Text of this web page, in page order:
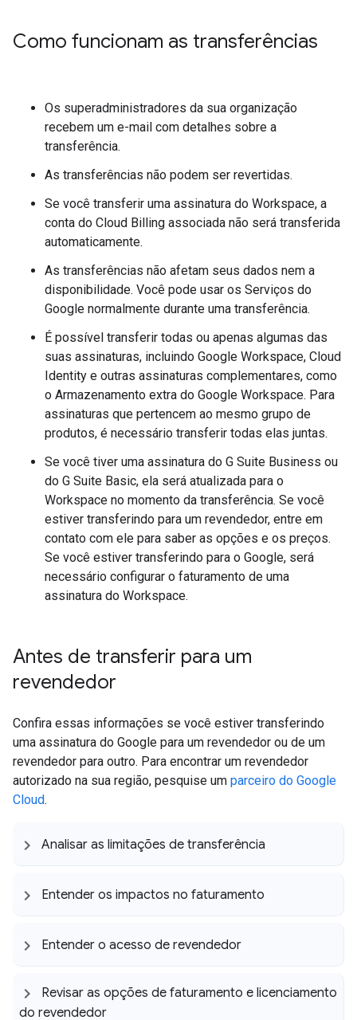
Como funcionam as transferências
Os superadministradores da sua organização
recebem um e-mail com detalhes sobre a
transferência.
As transferências não podem ser revertidas.
Se você transferir uma assinatura do Workspace, a
conta do Cloud Billing associada não será transferida
automaticamente.
As transferências não afetam seus dados nem a
disponibilidade. Você pode usar os Serviços do
Google normalmente durante uma transferência.
É possível transferir todas ou apenas algumas das
suas assinaturas, incluindo Google Workspace, Cloud
Identity e outras assinaturas complementares, como
o Armazenamento extra do Google Workspace. Para
assinaturas que pertencem ao mesmo grupo de
produtos, é necessário transferir todas elas juntas.
Se você tiver uma assinatura do G Suite Business ou
do G Suite Basic, ela será atualizada para o
Workspace no momento da transferência. Se você
estiver transferindo para um revendedor, entre em
contato com ele para saber as opções e os preços.
Se você estiver transferindo para o Google, será
necessário configurar o faturamento de uma
assinatura do Workspace.
Antes de transferir para um
revendedor
Confira essas informações se você estiver transferindo
uma assinatura do Google para um revendedor ou de um
revendedor para outro. Para encontrar um revendedor
autorizado na sua região, pesquise um parceiro do Google
Cloud.
Analisar as limitações de transferência
Entender os impactos no faturamento
Entender o acesso de revendedor
Revisar as opções de faturamento e licenciamento
do revendedor